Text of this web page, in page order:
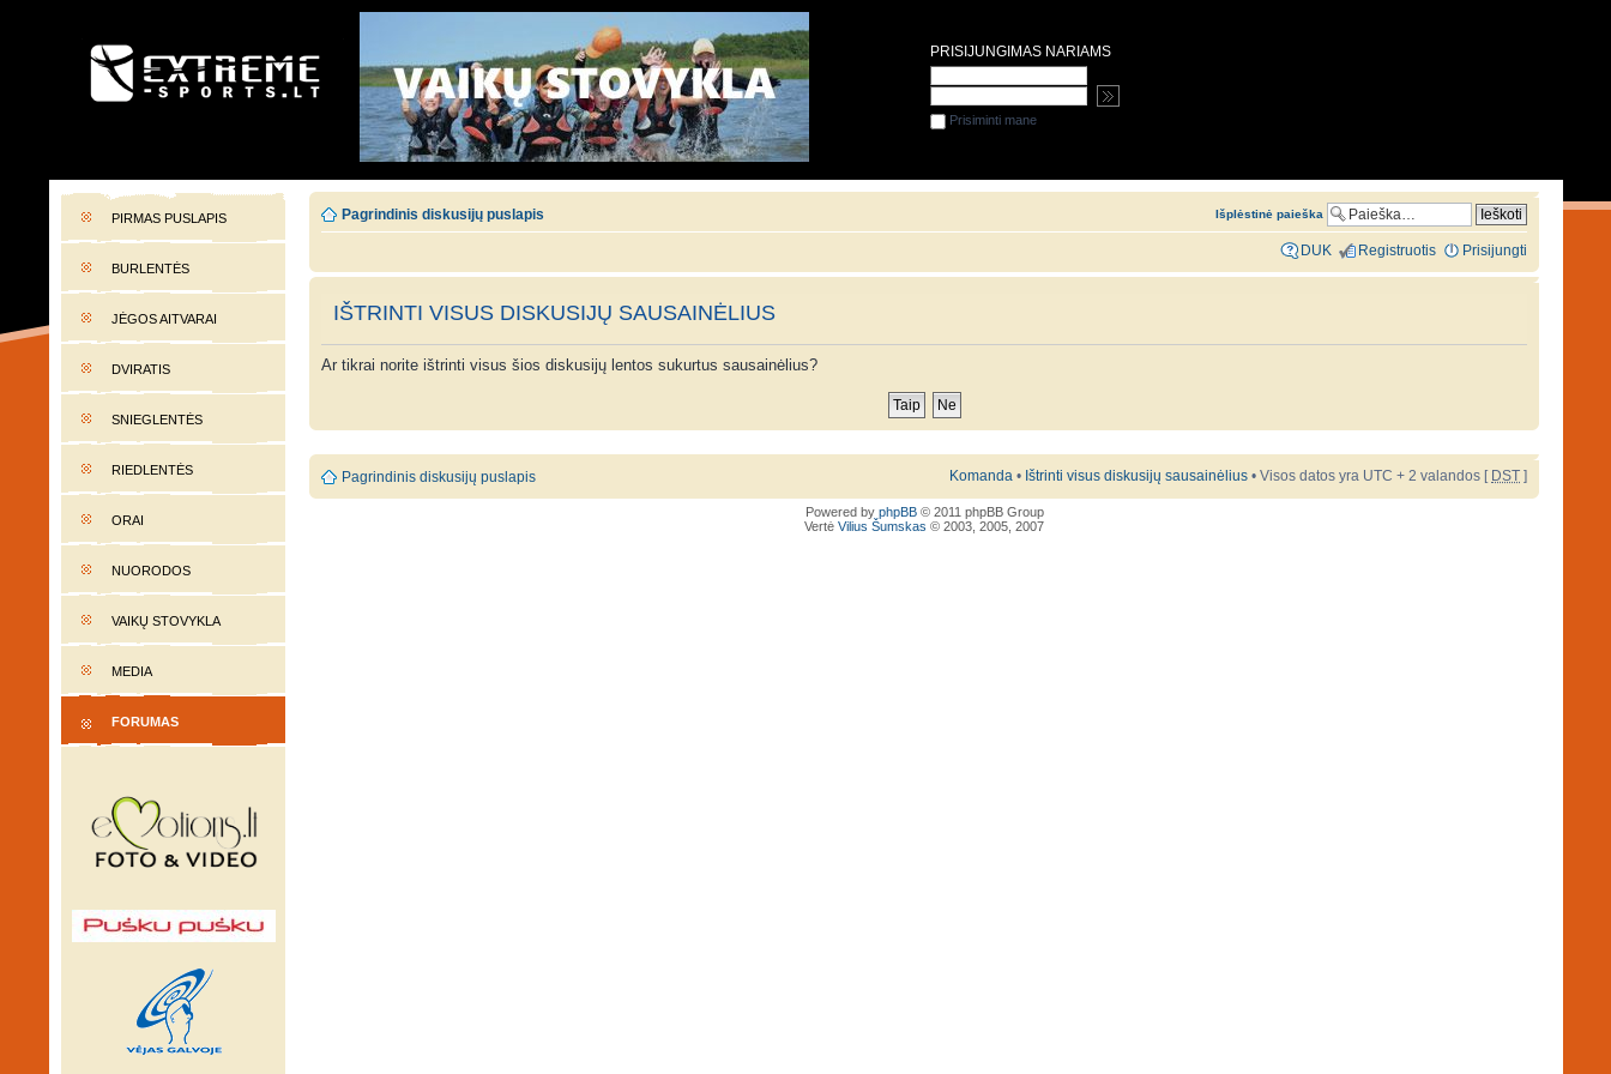
EXTREME-SPORTS.LT
PIRMAS PUSLAPIS
BURLENTĖS
JĖGOS AITVARAI
DVIRATIS
SNIEGLENTĖS
RIEDLENTĖS
ORAI
NUORODOS
VAIKŲ STOVYKLA
MEDIA
FORUMAS
Pagrindinis diskusijų puslapis Išplėstinė paieška
DUK Registruotis Prisijungti
IŠTRINTI VISUS DISKUSIJŲ SAUSAINĖLIUS
Ar tikrai norite ištrinti visus šios diskusijų lentos sukurtus sausainėlius?
Pagrindinis diskusijų puslapis Komanda • Ištrinti visus diskusijų sausainėlius • Visos datos yra UTC + 2 valandos [ DST ]
Powered by phpBB© 2011 phpBB Group
Vertė Vilius Šumskas © 2003, 2005, 2007
PRISIJUNGIMAS NARIAMS
Prisiminti mane